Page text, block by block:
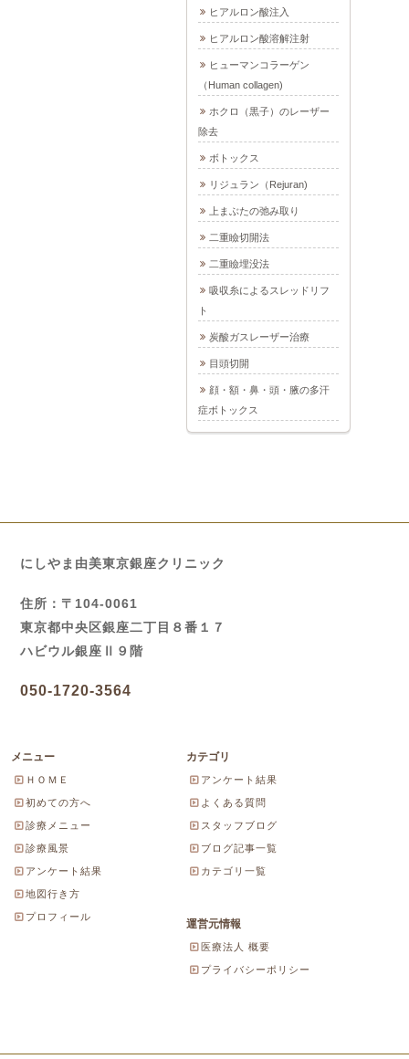
ヒアルロン酸注入
ヒアルロン酸溶解注射
ヒューマンコラーゲン
（Human collagen)
ホクロ（黒子）のレーザー
除去
ボトックス
リジュラン（Rejuran)
上まぶたの弛み取り
二重瞼切開法
二重瞼埋没法
吸収糸によるスレッドリフ
ト
炭酸ガスレーザー治療
目頭切開
顔・額・鼻・頭・腋の多汗
症ボトックス
にしやま由美東京銀座クリニック
住所：〒104-0061
東京都中央区銀座二丁目８番１７
ハビウル銀座Ⅱ９階
050-1720-3564
メニュー
ＨＯＭＥ
初めての方へ
診療メニュー
診療風景
アンケート結果
地図行き方
プロフィール
カテゴリ
アンケート結果
よくある質問
スタッフブログ
ブログ記事一覧
カテゴリ一覧
運営元情報
医療法人 概要
プライバシーポリシー